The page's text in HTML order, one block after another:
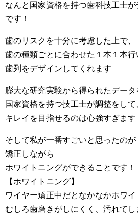
なんと国家資格を持つ歯科技工士
です！
歯のリスクを十分に考慮した上で、
歯の種類ごとに合わせた１本１本行
歯列をデザインしてくれます
膨大な研究実験から得られたデータ
国家資格を持つ技工士が調整をして
キレイを目指せるのは心強すぎます
そして私が一番すごいと思ったのが
矯正しながら
ホワイトニングができることです！
【ホワイトニング】
ワイヤー矯正中だとなかなかホワ
むしろ歯磨きがしにくく、汚れて